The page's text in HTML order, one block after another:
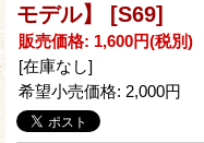
モデル】
[S69]
販売価格: 1,600円(税別)
[在庫なし]
希望小売価格: 2,000円